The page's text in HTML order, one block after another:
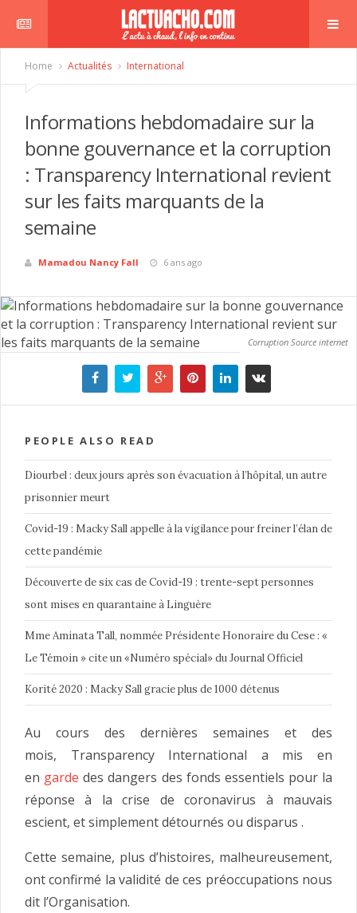
Home Actualités International
Informations hebdomadaire sur la
bonne gouvernance et la corruption
: Transparency International revient
sur les faits marquants de la
semaine
Mamadou Nancy Fall 6 ans ago
Corruption Source internet
PEOPLE ALSO READ
Diourbel : deux jours après son évacuation à l’hôpital, un autre
prisonnier meurt
Covid-19 : Macky Sall appelle à la vigilance pour freiner l’élan de
cette pandémie
Découverte de six cas de Covid-19 : trente-sept personnes
sont mises en quarantaine à Linguère
Mme Aminata Tall, nommée Présidente Honoraire du Cese : «
Le Témoin » cite un «Numéro spécial» du Journal Officiel
Korité 2020 : Macky Sall gracie plus de 1000 détenus
Au cours des dernières semaines et des
mois, Transparency International a mis en
en garde des dangers des fonds essentiels pour la
réponse à la crise de coronavirus à mauvais
escient, et simplement détournés ou disparus .
Cette semaine, plus d’histoires, malheureusement,
ont confirmé la validité de ces préoccupations nous
dit l’Organisation.